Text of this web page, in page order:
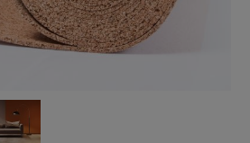
izolacyjny
akustyczna
Klej do korka